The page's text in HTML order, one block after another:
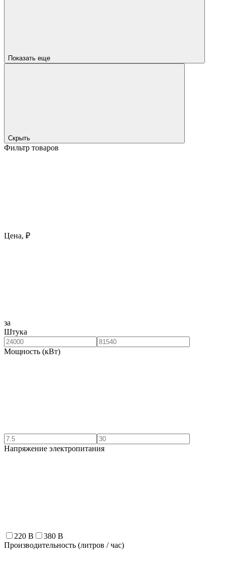
Показать еще
Скрыть
Фильтр товаров
Цена, ₽
за
Штука
Мощность (кВт)
Напряжение электропитания
220 В
380 В
Производительность (литров / час)